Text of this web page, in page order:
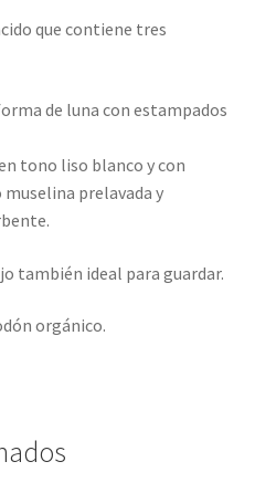
que contiene tres
de luna con estampados
tono liso blanco y con
prelavada y
también ideal para guardar.
orgánico.